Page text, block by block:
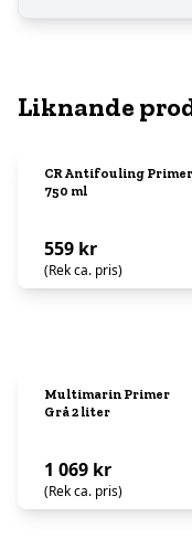
Liknande
CR Antifouling Primer
750 ml
559 kr
(Rek ca. pris)
Multimarin Primer
Grå 2 liter
1 069 kr
(Rek ca. pris)